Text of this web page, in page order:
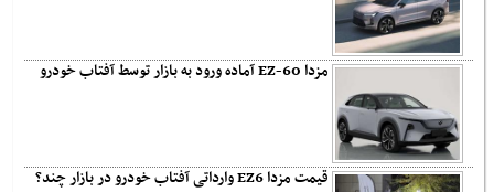
مزدا EZ-60 آماده ورود به بازار توسط آفتاب خودرو
قیمت مزدا EZ6 وارداتی آفتاب خودرو در بازار چند؟